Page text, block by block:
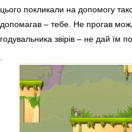
цього покликали на допомогу
допомагав – тебе. Не прогав
годувальника звірів – не дай їм